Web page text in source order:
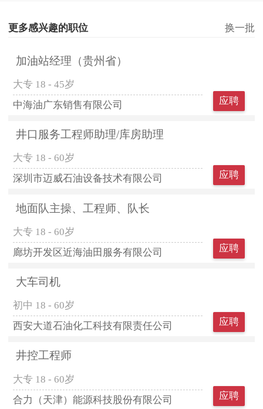
更多感兴趣的职位 换一批
加油站经理（贵州省）
大专 18 - 45岁
中海油广东销售有限公司
应聘
井口服务工程师助理/库房助理
大专 18 - 60岁
深圳市迈威石油设备技术有限公司
应聘
地面队主操、工程师、队长
大专 18 - 60岁
廊坊开发区近海油田服务有限公司
应聘
大车司机
初中 18 - 60岁
西安大道石油化工科技有限责任公司
应聘
井控工程师
大专 18 - 60岁
合力（天津）能源科技股份有限公司
应聘